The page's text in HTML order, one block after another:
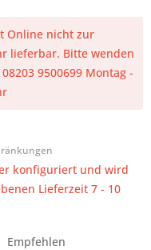
Online nicht zur
lieferbar. Bitte wenden
9500699 Montag -
konfiguriert und wird
Lieferzeit 7 - 10
Empfehlen